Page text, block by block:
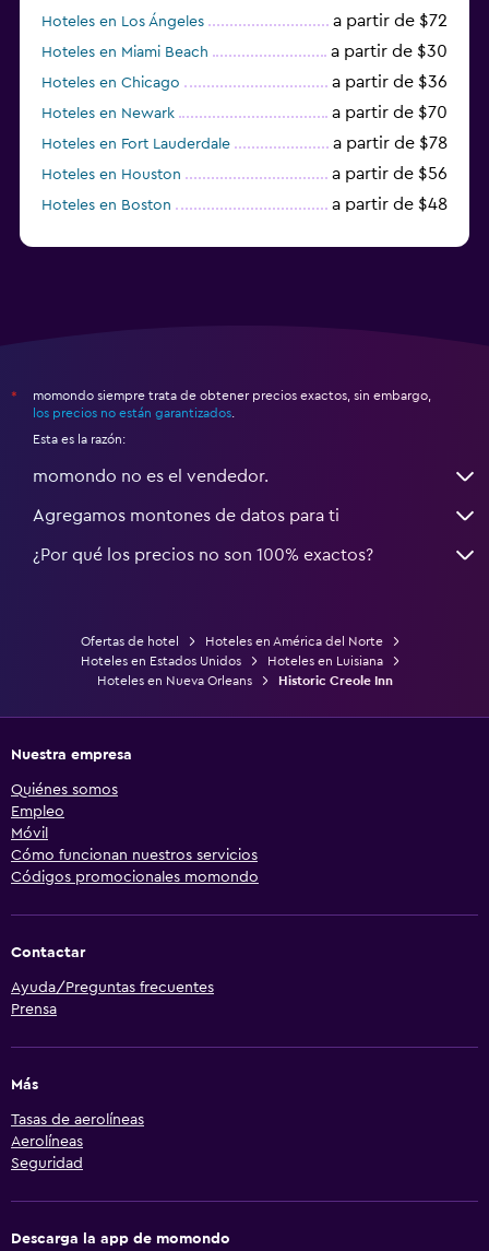
Hoteles en Los Ángeles a partir de $72
Hoteles en Miami Beach a partir de $30
Hoteles en Chicago a partir de $36
Hoteles en Newark a partir de $70
Hoteles en Fort Lauderdale a partir de $78
Hoteles en Houston a partir de $56
Hoteles en Boston a partir de $48
*
momondo siempre trata de obtener precios exactos, sin embargo,
los precios no están garantizados
Esta es la razón:
momondo no es el vendedor.
Agregamos montones de datos para ti
¿Por qué los precios no son 100% exactos?
Ofertas de hotel
Hoteles en América del Norte
Hoteles en Estados Unidos
Hoteles en Luisiana
Hoteles en Nueva Orleans
Historic Creole Inn
Nuestra empresa
Quiénes somos
Empleo
Móvil
Cómo funcionan nuestros servicios
Códigos promocionales momondo
Contactar
Ayuda/Preguntas frecuentes
Prensa
Más
Tasas de aerolíneas
Aerolíneas
Seguridad
Descarga la app de momondo